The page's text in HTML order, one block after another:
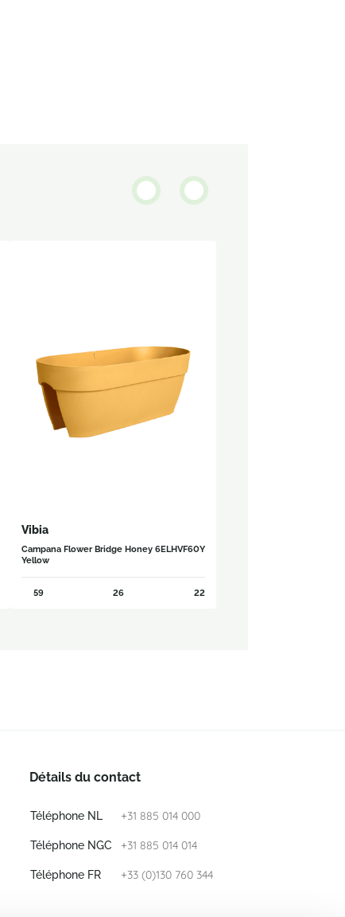
Vibia
Campana Flower Bridge Honey
Yellow
6ELHVF60Y
59 26 22
Détails du contact
Téléphone NL +31 885 014 000
Téléphone NGC +31 885 014 014
Téléphone FR +33 (0)130 760 344